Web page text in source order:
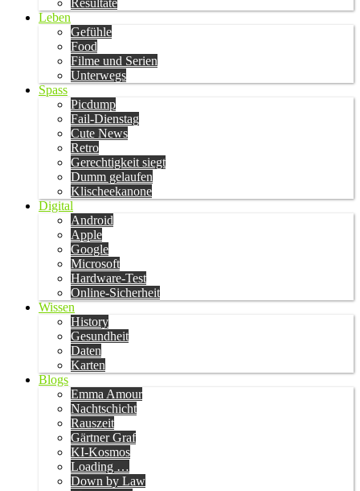
Resultate
Leben
Gefühle
Food
Filme und Serien
Unterwegs
Spass
Picdump
Fail-Dienstag
Cute News
Retro
Gerechtigkeit siegt
Dumm gelaufen
Klischeekanone
Digital
Android
Apple
Google
Microsoft
Hardware-Test
Online-Sicherheit
Wissen
History
Gesundheit
Daten
Karten
Blogs
Emma Amour
Nachtschicht
Rauszeit
Gärtner Graf
KI-Kosmos
Loading …
Down by Law